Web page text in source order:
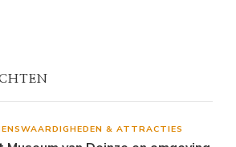
& ATTRACTIES